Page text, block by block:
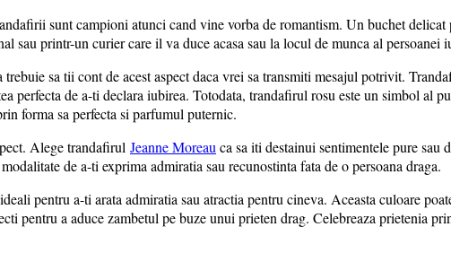
sunt campioni atunci cand vine vorba de romantism. Un buchet
sau printr-un curier care il va duce acasa sau la locul de munca al persoanei
trebuie sa tii cont de acest aspect daca vrei sa transmiti mesajul potrivit.
perfecta de a-ti declara iubirea. Totodata, trandafirul rosu este un simbol al
forma sa perfecta si parfumul puternic.
Alege trandafirul Jeanne Moreauca sa iti destainui sentimentele pure
de a-ti exprima admiratia sau recunostinta fata de o persoana
pentru a-ti arata admiratia sau atractia pentru cineva. Aceasta culoare
pentru a aduce zambetul pe buze unui prieten drag. Celebreaza prietenia